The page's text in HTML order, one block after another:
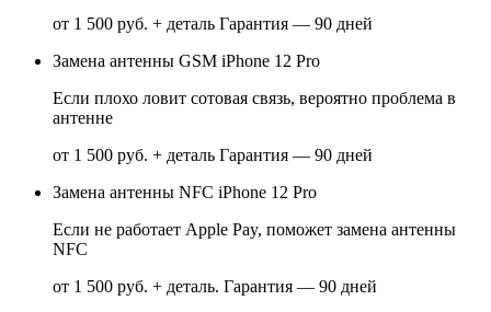
от 1 500 руб. + деталь Гарантия — 90 дней
Замена антенны GSM iPhone 12 Pro
Если плохо ловит сотовая связь, вероятно проблема в
антенне
от 1 500 руб. + деталь Гарантия — 90 дней
Замена антенны NFC iPhone 12 Pro
Если не работает Apple Pay, поможет замена антенны
NFC
от 1 500 руб. + деталь. Гарантия — 90 дней